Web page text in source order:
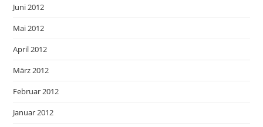
Juni 2012
Mai 2012
April 2012
März 2012
Februar 2012
Januar 2012